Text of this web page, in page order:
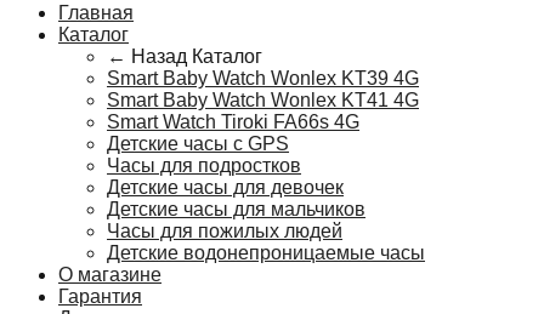
Главная
Каталог
← Назад Каталог
Smart Baby Watch Wonlex KT39 4G
Smart Baby Watch Wonlex KT41 4G
Smart Watch Tiroki FA66s 4G
Детские часы с GPS
Часы для подростков
Детские часы для девочек
Детские часы для мальчиков
Часы для пожилых людей
Детские водонепроницаемые часы
О магазине
Гарантия